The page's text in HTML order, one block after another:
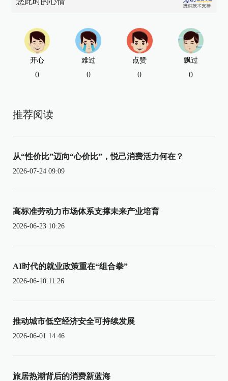
开心
0
难过
0
点赞
0
飘过
0
推荐阅读
从“性价比”迈向“心价比”，悦己消费活力何在？
2026-07-24 09:09
高标准劳动力市场体系支撑未来产业培育
2026-06-23 10:26
AI时代的就业政策重在“组合拳”
2026-06-10 11:26
推动城市低空经济安全可持续发展
2026-06-01 14:46
旅居热潮背后的消费新蓝海